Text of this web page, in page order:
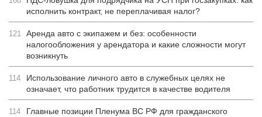
исполнить контракт, не переплачивая налог?
121 Аренда авто с экипажем и без: особенности
налогообложения у арендатора и какие сложности могут
возникнуть
114
Использование личного авто в служебных целях не
означает, что работник трудится в качестве водителя
114
Главные позиции Пленума ВС РФ для гражданского